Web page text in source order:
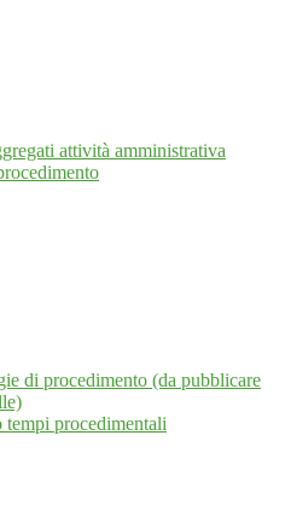
attività amministrativa
di procedimento (da pubblicare
procedimentali